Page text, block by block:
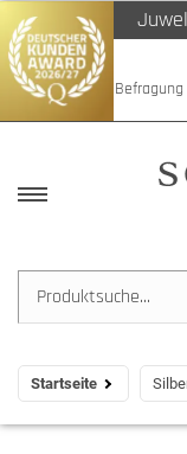
Startseite